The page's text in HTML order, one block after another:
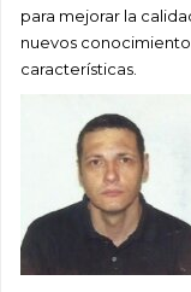
para mejorar la
nuevos
características.